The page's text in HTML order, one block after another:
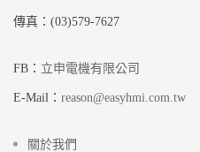
傳真：(03)579-7627
FB： 立申電機有限公司
E-Mail： reason@easyhmi.com.tw
關於我們